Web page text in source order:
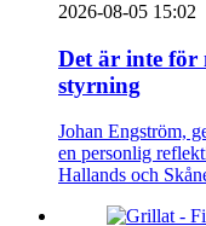
2026-08-05 15:02
Det är inte för
styrning
Johan Engström,
en personlig
Hallands och